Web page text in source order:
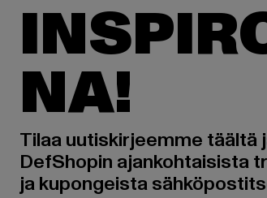
NA!
Tilaa uutiskirjeemme täältä
DefShopin ajankohtaisista
ja kupongeista